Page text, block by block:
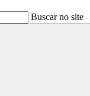
Buscar no site